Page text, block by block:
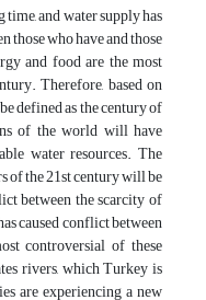
and water supply has
those who have and those
and food are the most
Therefore, based on
defined as the century of
of the world will have
water resources. The
of the 21st century will be
between the scarcity of
caused conflict between
controversial of these
rivers, which Turkey is
are experiencing a new